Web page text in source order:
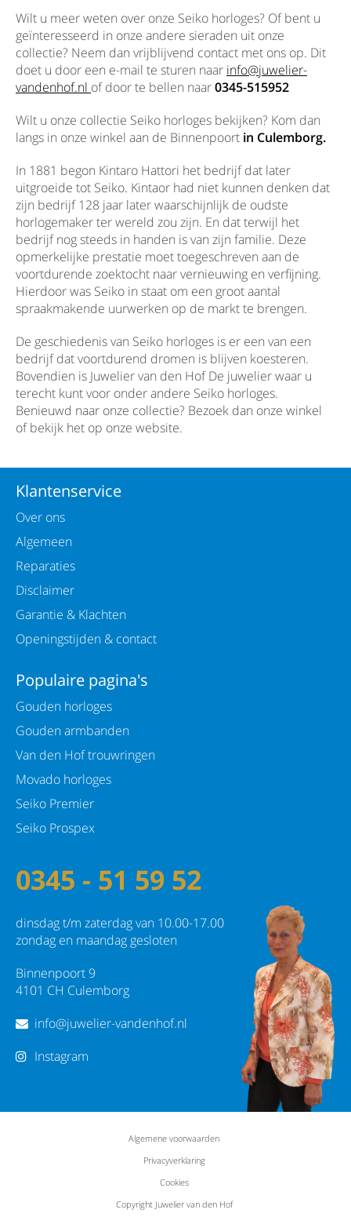
Wilt u meer weten over onze Seiko horloges? Of bent u
geïnteresseerd in onze andere sieraden uit onze
collectie? Neem dan vrijblijvend contact met ons op. Dit
doet u door een e-mail te sturen naar info@juwelier-
vandenhof.nl of door te bellen naar0345-515952
Wilt u onze collectie Seiko horloges bekijken? Kom dan
langs in onze winkel aan de Binnenpoort in Culemborg.
In 1881 begon Kintaro Hattori het bedrijf dat later
uitgroeide tot Seiko. Kintaor had niet kunnen denken dat
zijn bedrijf 128 jaar later waarschijnlijk de oudste
horlogemaker ter wereld zou zijn. En dat terwijl het
bedrijf nog steeds in handen is van zijn familie. Deze
opmerkelijke prestatie moet toegeschreven aan de
voortdurende zoektocht naar vernieuwing en verfijning.
Hierdoor was Seiko in staat om een groot aantal
spraakmakende uurwerken op de markt te brengen.
De geschiedenis van Seiko horloges is er een van een
bedrijf dat voortdurend dromen is blijven koesteren.
Bovendien is Juwelier van den Hof De juwelier waar u
terecht kunt voor onder andere Seiko horloges.
Benieuwd naar onze collectie? Bezoek dan onze winkel
of bekijk het op onze website.
Klantenservice
Over ons
Algemeen
Reparaties
Disclaimer
Garantie & Klachten
Openingstijden & contact
Populaire pagina's
Gouden horloges
Gouden armbanden
Van den Hof trouwringen
Movado horloges
Seiko Premier
Seiko Prospex
0345 - 51 59 52
dinsdag t/m zaterdag van 10.00-17.00
zondag en maandag gesloten
Binnenpoort 9
4101 CH Culemborg
info@juwelier-vandenhof.nl
Instagram
Algemene voorwaarden
Privacyverklaring
Cookies
Copyright Juwelier van den Hof